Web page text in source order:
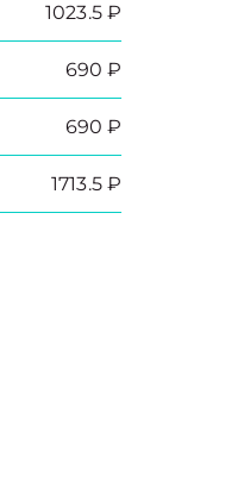
1023.5 ₽
690 ₽
690 ₽
1713.5 ₽